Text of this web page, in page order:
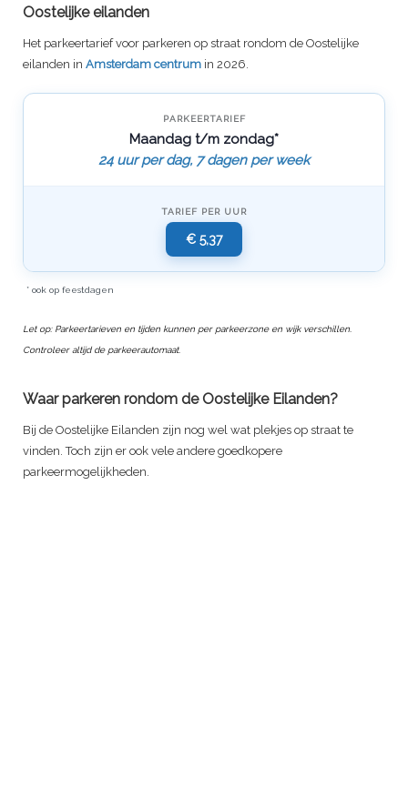
Oostelijke eilanden
Het parkeertarief voor parkeren op straat rondom de Oostelijke
eilanden in Amsterdam centrum in 2026.
PARKEERTARIEF
Maandag t/m zondag*
24 uur per dag, 7 dagen per week
TARIEF PER UUR
€ 5,37
* ook op feestdagen
Let op: Parkeertarieven en tijden kunnen per parkeerzone en wijk verschillen.
Controleer altijd de parkeerautomaat.
Waar parkeren rondom de Oostelijke Eilanden?
Bij de Oostelijke Eilanden zijn nog wel wat plekjes op straat te
vinden. Toch zijn er ook vele andere goedkopere
parkeermogelijkheden.